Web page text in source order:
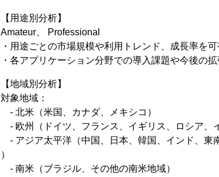
【用途別分析】
Amateur、 Professional
・用途ごとの市場規模や利用トレンド、成長率を可
・各アプリケーション分野での導入課題や今後の
【地域別分析】
対象地域：
- 北米（米国、カナダ、メキシコ）
- 欧州（ドイツ、フランス、イギリス、ロシア、
- アジア太平洋（中国、日本、韓国、インド、東
）
- 南米（ブラジル、その他の南米地域）